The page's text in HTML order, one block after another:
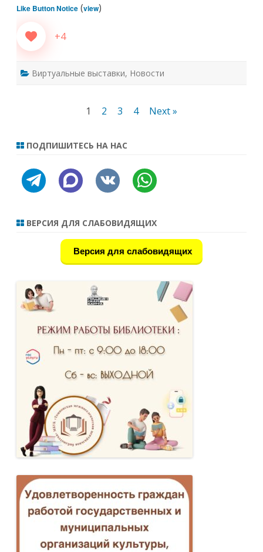
Like Button Notice (view)
+4
Виртуальные выставки, Новости
1 2 3 4 Next »
ПОДПИШИТЕСЬ НА НАС
telegram discourse vkontakte whatsapp
ВЕРСИЯ ДЛЯ СЛАБОВИДЯЩИХ
Версия для слабовидящих